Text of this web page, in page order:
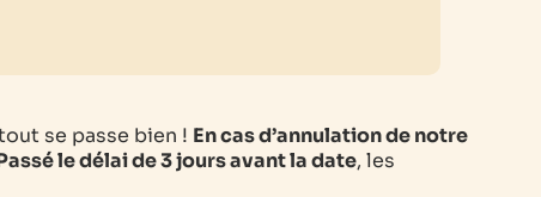
se passe bien ! En cas d’annulation de notre
le délai de 3 jours avant la date, les